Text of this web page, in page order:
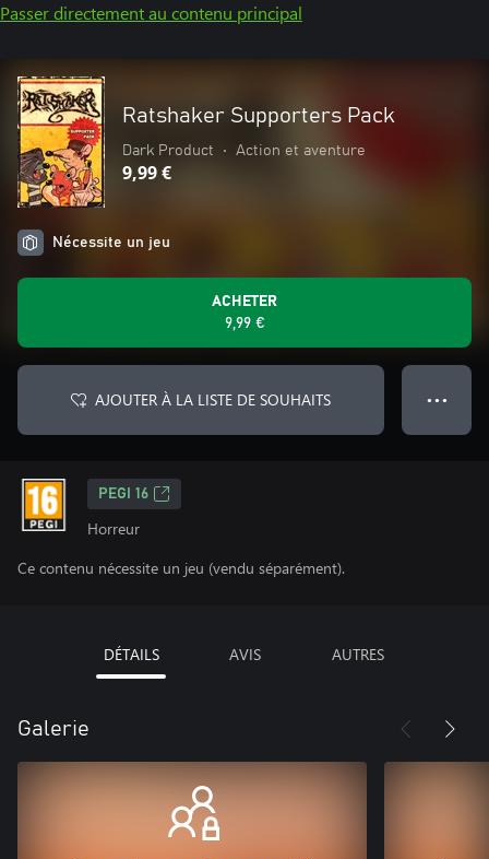
Passer directement au contenu principal
Ratshaker Supporters Pack
Dark Product • Action et aventure
9,99 €
Nécessite un jeu
ACHETER
9,99 €
AJOUTER À LA LISTE DE SOUHAITS ● ● ●
PEGI 16
Horreur
Ce contenu nécessite un jeu (vendu séparément).
DÉTAILS AVIS AUTRES
Galerie